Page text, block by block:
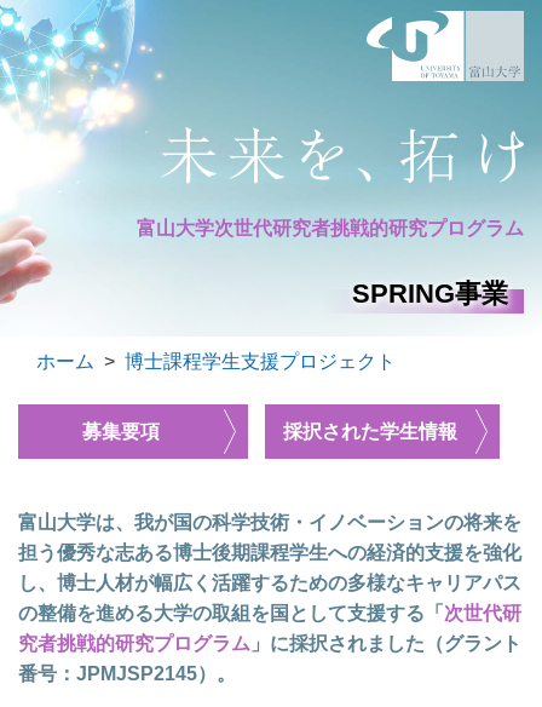
富山大学次世代研究者挑戦的研究プログラム
SPRING事業
ホーム > 博士課程学生支援プロジェクト
募集要項 採択された学生情報
富山大学は、我が国の科学技術・イノベーションの将来を
担う優秀な志ある博士後期課程学生への経済的支援を強化
し、博士人材が幅広く活躍するための多様なキャリアパス
の整備を進める大学の取組を国として支援する「 次世代研
究者挑戦的研究プログラム 」に採択されました（グラント
番号：JPMJSP2145）。